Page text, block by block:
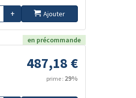
+ Ajouter
en précommande
487,18 €
prime : 29%